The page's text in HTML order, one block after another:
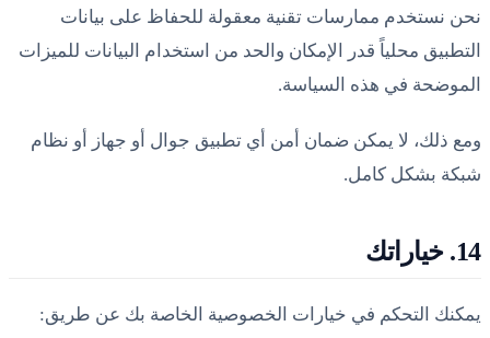
نحن نستخدم ممارسات تقنية معقولة للحفاظ على بيانات
التطبيق محلياً قدر الإمكان والحد من استخدام البيانات للميزات
الموضحة في هذه السياسة.
ومع ذلك، لا يمكن ضمان أمن أي تطبيق جوال أو جهاز أو نظام
شبكة بشكل كامل.
14. خياراتك
يمكنك التحكم في خيارات الخصوصية الخاصة بك عن طريق: